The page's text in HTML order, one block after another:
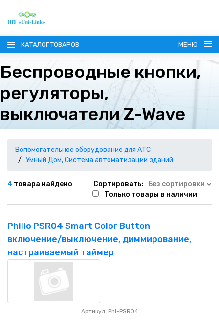
КАТАЛОГ ТОВАРОВ МЕНЮ
ГЛАВНАЯ
О КОМПАНИИ
НАШИ ПОКУПАТЕЛИ
ГЕОСИНТЕТИЧЕСКИЕ МАТЕРИАЛЫ
НАШИ СЕРТИФИКАТЫ
+7 771 113 7307 manager@uni-link.kz
Беспроводные кнопки,
регуляторы,
выключатели Z-Wave
Вспомогательное оборудование для АТС
Умный Дом, Система автоматизации зданий
4 товара найдено Сортировать:
Без сортировки
Только товары в наличии
Philio PSR04 Smart Color Button -
включение/выключение, диммирование,
настраиваемый таймер
Артикул: Phl-PSR04